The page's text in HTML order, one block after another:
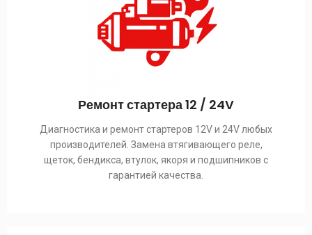
Ремонт стартера 12 / 24V
Диагностика и ремонт стартеров 12V и 24V любых
производителей. Замена втягивающего реле,
щеток, бендикса, втулок, якоря и подшипников с
гарантией качества.